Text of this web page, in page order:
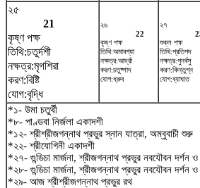
২৫
21
কৃষ্ণ পক্ষ
তিথি:চতুর্দশী
নক্ষত্র:মৃগশিরা
করণ:বিষ্টি
যোগ:বৃদ্ধি
২৬
22
কৃষ্ণ পক্ষ
তিথি:অমাবশ্যা
নক্ষত্র:আর্দ্রা
করণ:চতুষ্পাদ
যোগ:ধ্রুব
২৭
শুক্ল পক্ষ
তিথি:প্রতিপদ
নক্ষত্র:পুনর্বসু
করণ:কিন্তুগ্ন
যোগ:ব্যাঘাত
*১- উমা চতুর্থী
*৮- পাণ্ডবা নির্জলা একাদশী
*১২- শ্রীশ্রীজগন্নাথ প্রভুর স্নান যাত্রা, অম্বুবাচী শুরু
*২২- শ্রীযোগিনী একাদশী
*২৭- গুন্ডিচা মার্জনা, শ্রীজগন্নাথ প্রভুর নবযৌবন দর্শন ও
*২৮- গুন্ডিচা মার্জনা, শ্রীজগন্নাথ প্রভুর নবযৌবন দর্শন ও
*২৯- আজ শ্রীশ্রীজগন্নাথ প্রভুর রথ